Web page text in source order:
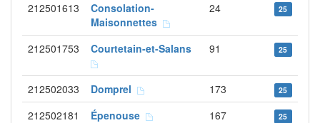
212501613
Consolation-
Maisonnettes
24 25
212501753 Courtetain-et-Salans 91 25
212502033 Domprel 173 25
212502181 Épenouse 167 25